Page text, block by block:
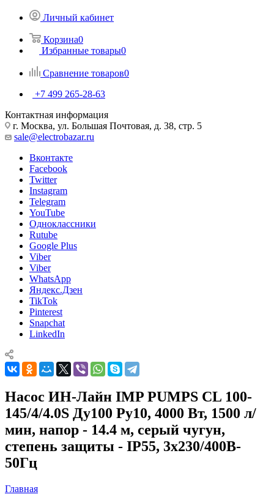
Личный кабинет
Корзина0
Избранные товары0
Сравнение товаров0
+7 499 265-28-63
Контактная информация
г. Москва, ул. Большая Почтовая, д. 38, стр. 5
sale@electrobazar.ru
Вконтакте
Facebook
Twitter
Instagram
Telegram
YouTube
Одноклассники
Rutube
Google Plus
Viber
Viber
WhatsApp
Яндекс.Дзен
TikTok
Pinterest
Snapchat
LinkedIn
Насос ИН-Лайн IMP PUMPS CL 100-
145/4/4.0S Ду100 Ру10, 4000 Вт, 1500 л/
мин, напор - 14.4 м, серый чугун,
степень защиты - IP55, 3x230/400B-
50Гц
Главная